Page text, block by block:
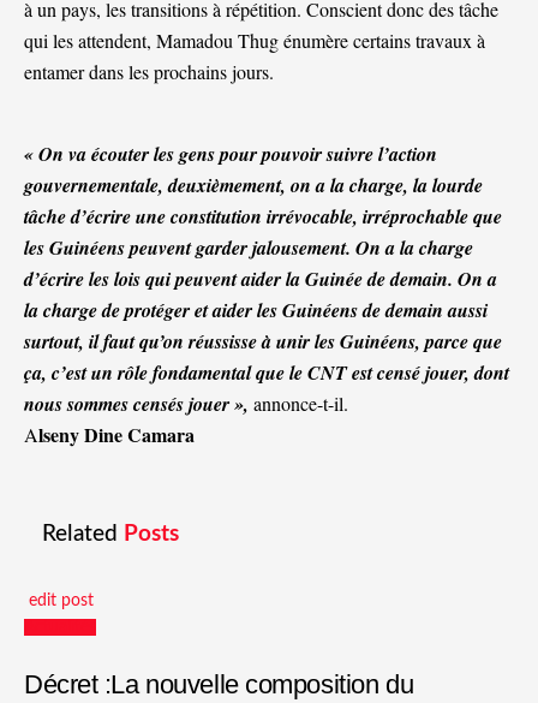
à un pays, les transitions à répétition. Conscient donc des tâche
qui les attendent, Mamadou Thug énumère certains travaux à
entamer dans les prochains jours.
« On va écouter les gens pour pouvoir suivre l’action
gouvernementale, deuxièmement, on a la charge, la lourde
tâche d’écrire une constitution irrévocable, irréprochable que
les Guinéens peuvent garder jalousement. On a la charge
d’écrire les lois qui peuvent aider la Guinée de demain. On a
la charge de protéger et aider les Guinéens de demain aussi
surtout, il faut qu’on réussisse à unir les Guinéens, parce que
ça, c’est un rôle fondamental que le CNT est censé jouer, dont
nous sommes censés jouer », annonce-t-il.
Alseny Dine Camara
Related Posts
edit post
Décret :La nouvelle composition du